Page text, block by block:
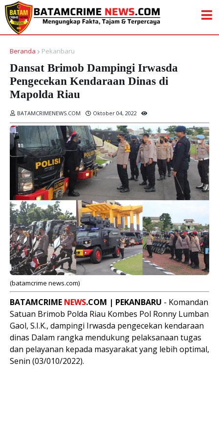
Beranda Pekanbaru
Dansat Brimob Dampingi Irwasda
Pengecekan Kendaraan Dinas di
Mapolda Riau
BATAMCRIMENEWS.COM Oktober 04, 2022
(batamcrime news.com)
BATAMCRIME NEWS.COM | PEKANBARU - Komandan
Satuan Brimob Polda Riau Kombes Pol Ronny Lumban
Gaol, S.I.K., dampingi Irwasda pengecekan kendaraan
dinas Dalam rangka mendukung pelaksanaan tugas
dan pelayanan kepada masyarakat yang lebih optimal,
Senin (03/010/2022).